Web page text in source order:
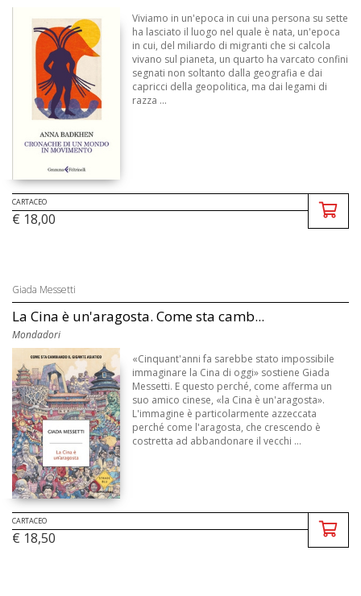
Viviamo in un'epoca in cui una persona su sette
ha lasciato il luogo nel quale è nata, un'epoca
in cui, del miliardo di migranti che si calcola
vivano sul pianeta, un quarto ha varcato confini
segnati non soltanto dalla geografia e dai
capricci della geopolitica, ma dai legami di
razza ...
CARTACEO
€ 18,00
Giada Messetti
La Cina è un'aragosta. Come sta camb...
Mondadori
«Cinquant'anni fa sarebbe stato impossibile
immaginare la Cina di oggi» sostiene Giada
Messetti. E questo perché, come afferma un
suo amico cinese, «la Cina è un'aragosta».
L'immagine è particolarmente azzeccata
perché come l'aragosta, che crescendo è
costretta ad abbandonare il vecchi ...
CARTACEO
€ 18,50